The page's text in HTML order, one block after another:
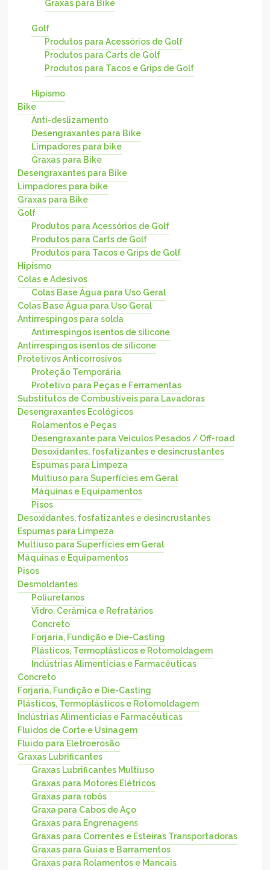
Graxas para Bike
Golf
Produtos para Acessórios de Golf
Produtos para Carts de Golf
Produtos para Tacos e Grips de Golf
Hipismo
Bike
Anti-deslizamento
Desengraxantes para Bike
Limpadores para bike
Graxas para Bike
Desengraxantes para Bike
Limpadores para bike
Graxas para Bike
Golf
Produtos para Acessórios de Golf
Produtos para Carts de Golf
Produtos para Tacos e Grips de Golf
Hipismo
Colas e Adesivos
Colas Base Água para Uso Geral
Colas Base Água para Uso Geral
Antirrespingos para solda
Antirrespingos isentos de silicone
Antirrespingos isentos de silicone
Protetivos Anticorrosivos
Proteção Temporária
Protetivo para Peças e Ferramentas
Substitutos de Combustíveis para Lavadoras
Desengraxantes Ecológicos
Rolamentos e Peças
Desengraxante para Veículos Pesados / Off-road
Desoxidantes, fosfatizantes e desincrustantes
Espumas para Limpeza
Multiuso para Superfícies em Geral
Máquinas e Equipamentos
Pisos
Desoxidantes, fosfatizantes e desincrustantes
Espumas para Limpeza
Multiuso para Superfícies em Geral
Máquinas e Equipamentos
Pisos
Desmoldantes
Poliuretanos
Vidro, Cerâmica e Refratários
Concreto
Forjaria, Fundição e Die-Casting
Plásticos, Termoplásticos e Rotomoldagem
Indústrias Alimentícias e Farmacêuticas
Concreto
Forjaria, Fundição e Die-Casting
Plásticos, Termoplásticos e Rotomoldagem
Indústrias Alimentícias e Farmacêuticas
Fluidos de Corte e Usinagem
Fluido para Eletroerosão
Graxas Lubrificantes
Graxas Lubrificantes Multiuso
Graxas para Motores Elétricos
Graxas para robôs
Graxa para Cabos de Aço
Graxas para Engrenagens
Graxas para Correntes e Esteiras Transportadoras
Graxas para Guias e Barramentos
Graxas para Rolamentos e Mancais